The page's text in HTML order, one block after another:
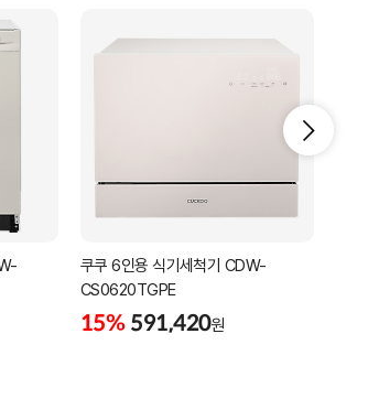
쿠쿠 6인용 식기세척기 CDW-
CS0620TGPE
15% 591,420원